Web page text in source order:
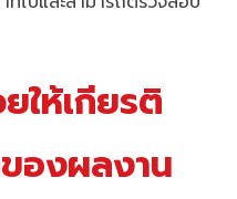
ให้เกียรติ
ของผลงาน